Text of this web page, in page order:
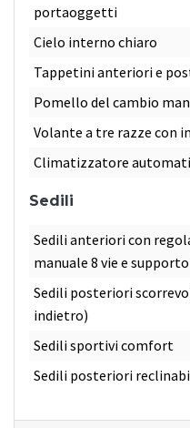
portaoggetti
Cielo interno chiaro
Tappetini anteriori e
Pomello del cambio
Volante a tre razze con
Climatizzatore
Sedili
Sedili anteriori con
manuale 8 vie e
Sedili posteriori
indietro)
Sedili sportivi comfort
Sedili posteriori